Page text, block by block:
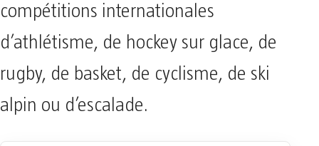
compétitions internationales
d’athlétisme, de hockey sur glace, de
rugby, de basket, de cyclisme, de ski
alpin ou d’escalade.